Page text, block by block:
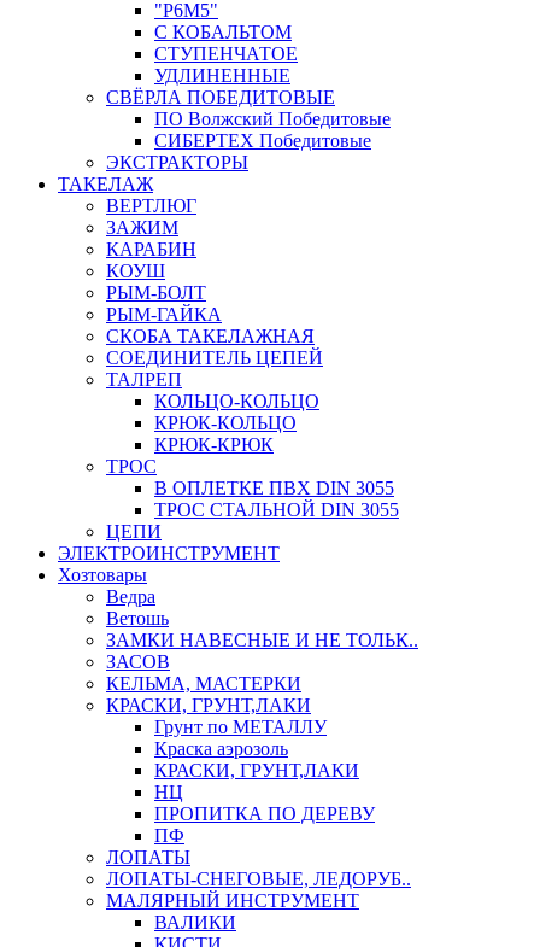
"Р6М5"
С КОБАЛЬТОМ
СТУПЕНЧАТОЕ
УДЛИНЕННЫЕ
СВЁРЛА ПОБЕДИТОВЫЕ
ПО Волжский Победитовые
СИБЕРТЕХ Победитовые
ЭКСТРАКТОРЫ
ТАКЕЛАЖ
ВЕРТЛЮГ
ЗАЖИМ
КАРАБИН
КОУШ
РЫМ-БОЛТ
РЫМ-ГАЙКА
СКОБА ТАКЕЛАЖНАЯ
СОЕДИНИТЕЛЬ ЦЕПЕЙ
ТАЛРЕП
КОЛЬЦО-КОЛЬЦО
КРЮК-КОЛЬЦО
КРЮК-КРЮК
ТРОС
В ОПЛЕТКЕ ПВХ DIN 3055
ТРОС СТАЛЬНОЙ DIN 3055
ЦЕПИ
ЭЛЕКТРОИНСТРУМЕНТ
Хозтовары
Ведра
Ветошь
ЗАМКИ НАВЕСНЫЕ И НЕ ТОЛЬК..
ЗАСОВ
КЕЛЬМА, МАСТЕРКИ
КРАСКИ, ГРУНТ,ЛАКИ
Грунт по МЕТАЛЛУ
Краска аэрозоль
КРАСКИ, ГРУНТ,ЛАКИ
НЦ
ПРОПИТКА ПО ДЕРЕВУ
ПФ
ЛОПАТЫ
ЛОПАТЫ-СНЕГОВЫЕ, ЛЕДОРУБ..
МАЛЯРНЫЙ ИНСТРУМЕНТ
ВАЛИКИ